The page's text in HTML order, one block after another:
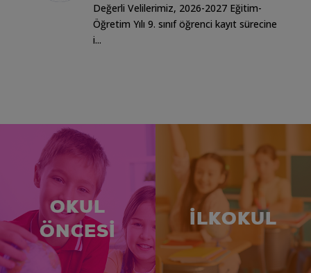
Değerli Velilerimiz, 2026-2027 Eğitim-
Öğretim Yılı 9. sınıf öğrenci kayıt sürecine
i...
OKUL
ÖNCESİ
İLKOKUL